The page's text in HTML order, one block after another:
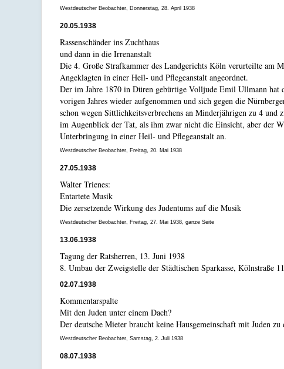
Westdeutscher Beobachter, Donnerstag, 28. April 1938
20.05.1938
Rassenschänder ins Zuchthaus
und dann in die Irrenanstalt
Die 4. Große Strafkammer des Landgerichts Köln verurteilte am
Angeklagten in einer Heil- und Pflegeanstalt angeordnet.
Der im Jahre 1870 in Düren gebürtige Volljude Emil Ullmann hat
vorigen Jahres wieder aufgenommen und sich gegen die
schon wegen Sittlichkeitsverbrechens an Minderjährigen zu 4
im Augenblick der Tat, als ihm zwar nicht die Einsicht, aber der
Unterbringung in einer Heil- und Pflegeanstalt an.
Westdeutscher Beobachter, Freitag, 20. Mai 1938
27.05.1938
Walter Trienes:
Entartete Musik
Die zersetzende Wirkung des Judentums auf die Musik
Westdeutscher Beobachter, Freitag, 27. Mai 1938, ganze Seite
13.06.1938
Tagung der Ratsherren, 13. Juni 1938
8. Umbau der Zweigstelle der Städtischen Sparkasse, Kölnstraße
02.07.1938
Kommentarspalte
Mit den Juden unter einem Dach?
Der deutsche Mieter braucht keine Hausgemeinschaft mit Juden zu
Westdeutscher Beobachter, Samstag, 2. Juli 1938
08.07.1938